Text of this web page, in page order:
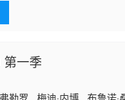
第一季
弗勒罗 梅迪·内博 布鲁诺